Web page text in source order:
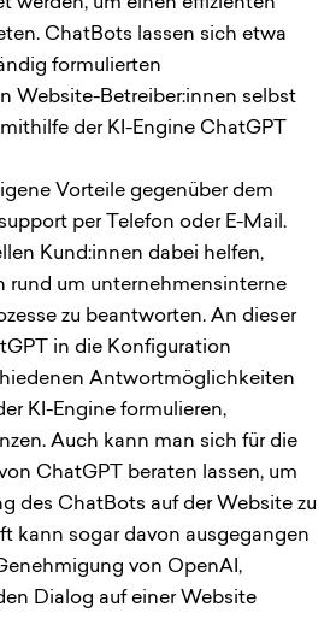
werden, um einen effizienten
ChatBots lassen sich etwa
formulierten
Website-Betreiber:innen selbst
der KI-Engine ChatGPT
Vorteile gegenüber dem
per Telefon oder E-Mail.
Kund:innen dabei helfen,
rund um unternehmensinterne
zu beantworten. An dieser
in die Konfiguration
Antwortmöglichkeiten
KI-Engine formulieren,
Auch kann man sich für die
ChatGPT beraten lassen, um
des ChatBots auf der Website zu
kann sogar davon ausgegangen
von OpenAI,
Dialog auf einer Website